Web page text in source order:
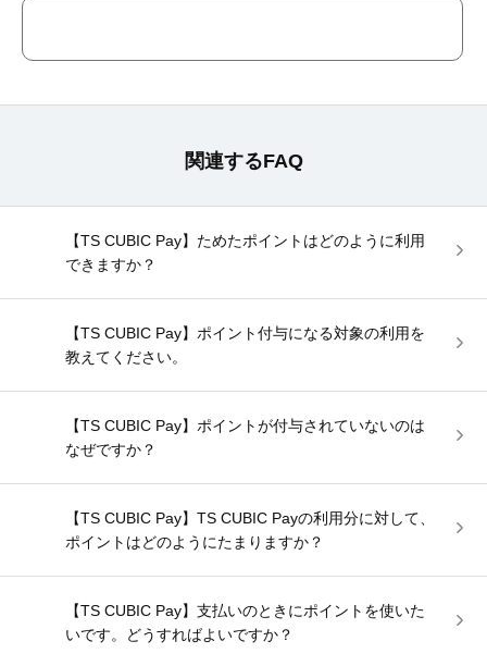
関連するFAQ
【TS CUBIC Pay】ためたポイントはどのように利用
できますか？
【TS CUBIC Pay】ポイント付与になる対象の利用を
教えてください。
【TS CUBIC Pay】ポイントが付与されていないのは
なぜですか？
【TS CUBIC Pay】TS CUBIC Payの利用分に対して、
ポイントはどのようにたまりますか？
【TS CUBIC Pay】支払いのときにポイントを使いた
いです。どうすればよいですか？